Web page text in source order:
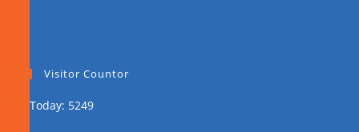
Visitor Countor
Today: 5249